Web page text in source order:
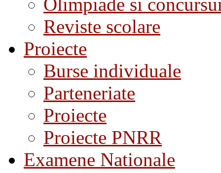
Reviste scolare
Proiecte
Burse individuale
Parteneriate
Proiecte
Proiecte PNRR
Examene Nationale